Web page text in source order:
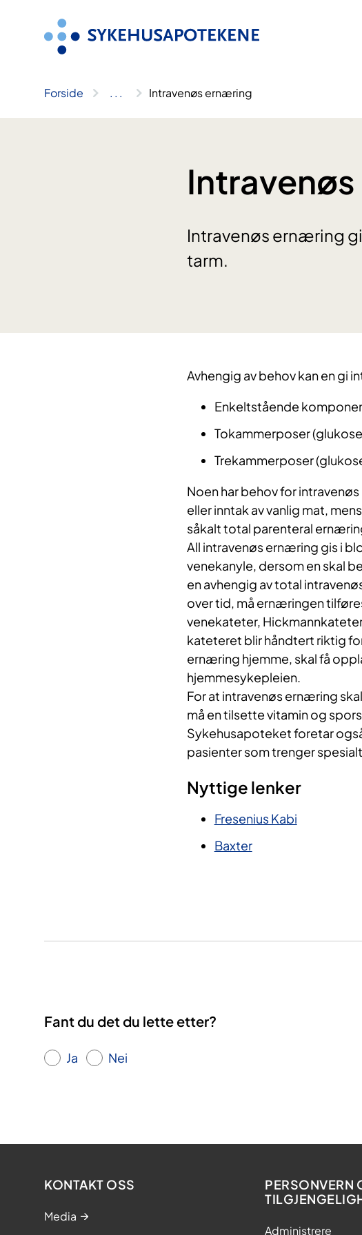
Forside .. . Intravenøs ernæring
Intravenøs ernæring
tarm.
​Avhengig av behov kan en gi
Enkeltstående
Tokammerposer
Trekammerposer
Noen har behov for
eller inntak av vanlig mat,
såkalt total parenteral
All intravenøs ernæring gis i
venekanyle, dersom en skal
en avhengig av total
over tid, må ernæringen
venekateter,
kateteret blir håndtert riktig
ernæring hjemme, skal få
hjemmesykepleien.
For at intravenøs ernæring
må en tilsette vitamin og
Sykehusapoteket foretar
pasienter som trenger
Nyttige lenker
Fresenius Kabi
Baxter
Fant du det du lette etter?
Ja Nei
KONTAKT OSS
Media
PERSONVERN
Administrere